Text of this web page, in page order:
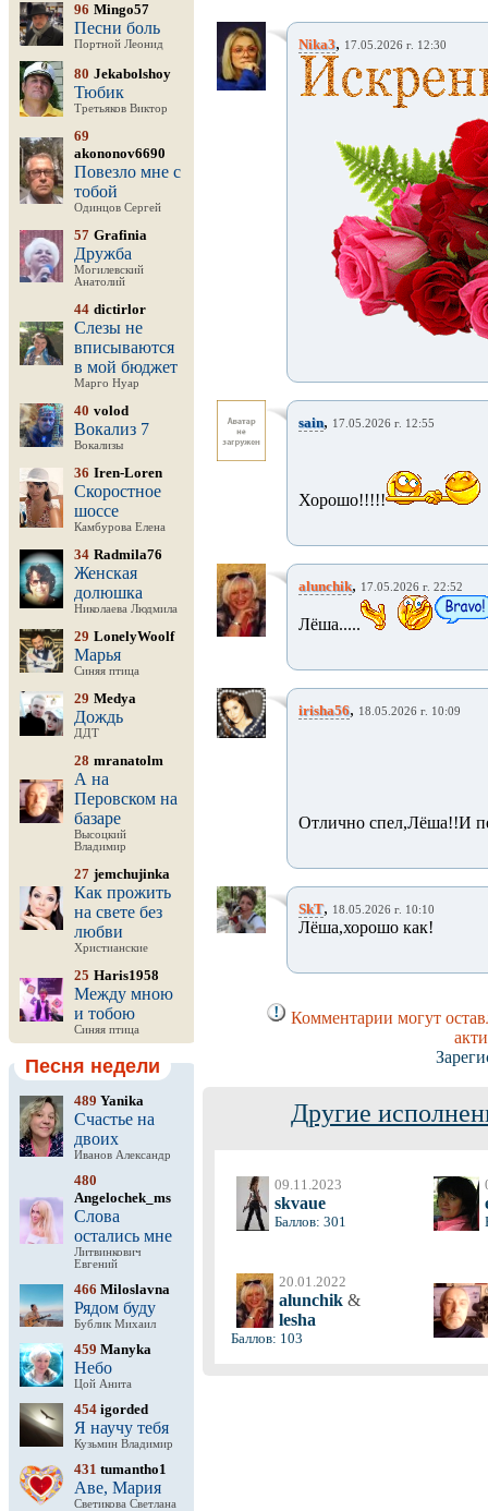
96 Mingo57
Песни боль
Портной Леонид
80 Jekabolshoy
Тюбик
Третьяков Виктор
69
akononov6690
Повезло мне с
тобой
Одинцов Сергей
57 Grafinia
Дружба
Могилевский
Анатолий
44 dictirlor
Слезы не
вписываются
в мой бюджет
Марго Нуар
40 volod
Вокализ 7
Вокализы
36 Iren-Loren
Скоростное
шоссе
Камбурова Елена
34 Radmila76
Женская
долюшка
Николаева Людмила
29 LonelyWoolf
Марья
Синяя птица
29 Medya
Дождь
ДДТ
28 mranatolm
А на
Перовском на
базаре
Высоцкий
Владимир
27 jemchujinka
Как прожить
на свете без
любви
Христианские
25 Haris1958
Между мною
и тобою
Синяя птица
Песня недели
489 Yanika
Счастье на
двоих
Иванов Александр
480
Angelochek_ms
Слова
остались мне
Литвинкович
Евгений
466 Miloslavna
Рядом буду
Бублик Михаил
459 Manyka
Небо
Цой Анита
454 igorded
Я научу тебя
Кузьмин Владимир
431 tumantho1
Аве, Мария
Светикова Светлана
Nika3, 17.05.2026 г. 12:30
sain, 17.05.2026 г. 12:55
Хорошо!!!!!
alunchik, 17.05.2026 г. 22:52
Лёша.....
irisha56, 18.05.2026 г. 10:09
Отлично спел,Лёша!!И
SkT, 18.05.2026 г. 10:10
Лёша,хорошо как!
Комментарии могут
Другие
09.11.2023
skvaue
Баллов: 301
20.01.2022
alunchik &
lesha
Баллов: 103